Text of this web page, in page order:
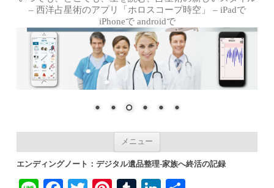
– 西洋占星術のアプリ「ホロスコープ時空」 – iPadで
iPhoneで androidで
メニュー
エンディングノート：デジタル遺品整理-家族へ終活の記録